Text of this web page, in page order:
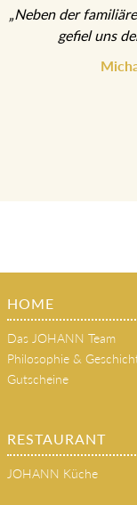
„Neben der
gefiel uns
HOME
Das JOHANN Team
Philosophie &
Gutscheine
RESTAURANT
JOHANN Küche